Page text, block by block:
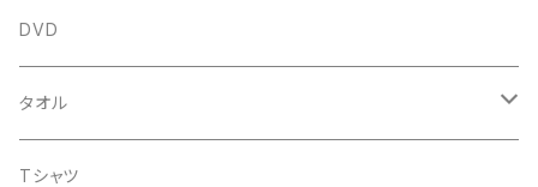
アルバム
企画CD
シングル
DVD
タオル
菅沼温泉タオル
Tシャツ